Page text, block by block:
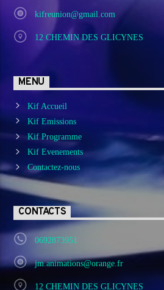
kifreunion@gmail.com
12 CHEMIN DES GLICYNES
MENU
Kif Accueil
Kif Emissions
Kif Programme
Kif Evenements
Contactez-nous
CONTACTS
0692873951
jm.animations@orange.fr
12 CHEMIN DES GLICYNES